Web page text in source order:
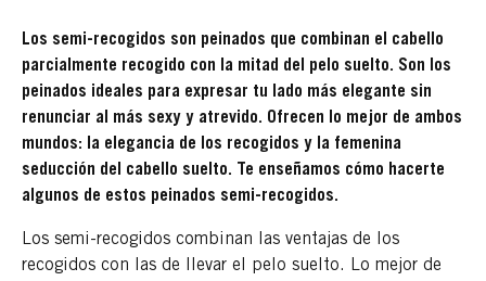
Los semi-recogidos son peinados que combinan el cabello
parcialmente recogido con la mitad del pelo suelto. Son los
peinados ideales para expresar tu lado más elegante sin
renunciar al más sexy y atrevido. Ofrecen lo mejor de ambos
mundos: la elegancia de los recogidos y la femenina
seducción del cabello suelto. Te enseñamos cómo hacerte
algunos de estos peinados semi-recogidos.
Los semi-recogidos combinan las ventajas de los
recogidos con las de llevar el pelo suelto. Lo mejor de